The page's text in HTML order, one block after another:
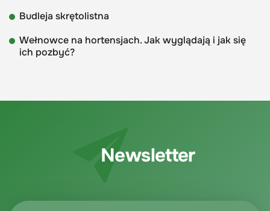
Budleja skrętolistna
Wełnowce na hortensjach. Jak wyglądają i jak się
ich pozbyć?
Newsletter